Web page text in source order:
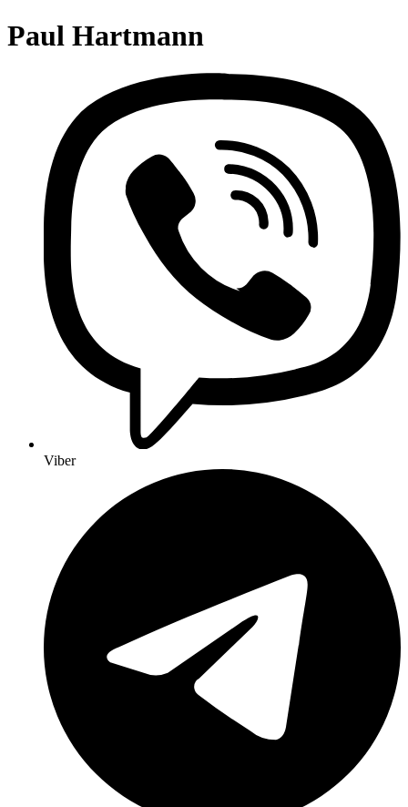
Paul Hartmann
Viber